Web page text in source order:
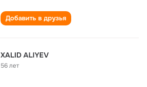
Добавить в друзья
XALID ALIYEV
56 лет